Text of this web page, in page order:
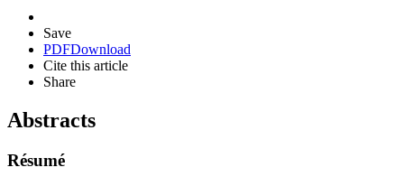
Save
PDFDownload
Cite this article
Share
Abstracts
Résumé